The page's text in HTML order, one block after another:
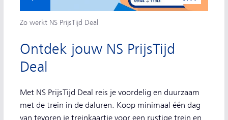
Ontdek jouw NS PrijsTijd
Deal
Met NS PrijsTijd Deal reis je voordelig en duurzaam
met de trein in de daluren. Koop minimaal één dag
van tevoren je treinkaartje voor een rustige trein en
Zo werkt NS PrijsTijd Deal